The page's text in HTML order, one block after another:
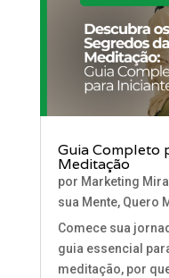
Guia Completo
Meditação
por Marketing
sua Mente, Quero
Comece sua
guia essencial
meditação, por